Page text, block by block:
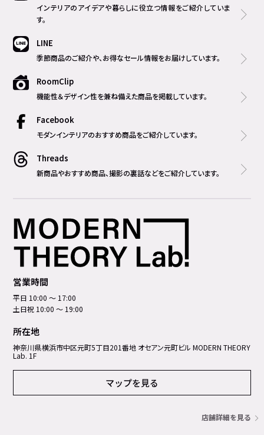
インテリアのアイデアや暮らしに役立つ情報をご紹介していま
す。
LINE
季節商品のご紹介や、お得なセール情報をお届けしています。
RoomClip
機能性＆デザイン性を兼ね備えた商品を掲載しています。
Facebook
モダンインテリアのおすすめ商品をご紹介しています。
Threads
新商品やおすすめ商品、撮影の裏話などをご紹介しています。
営業時間
平日 10:00 ～ 17:00
土日祝 10:00 ～ 19:00
所在地
神奈川県横浜市中区元町5丁⽬201番地 オセアン元町ビル MODERN THEORY
Lab. 1F
マップを見る
店舗詳細を見る